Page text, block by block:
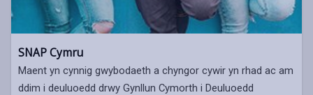
SNAP Cymru
Maent yn cynnig gwybodaeth a chyngor cywir yn rhad ac am
ddim i deuluoedd drwy Gynllun Cymorth i Deuluoedd